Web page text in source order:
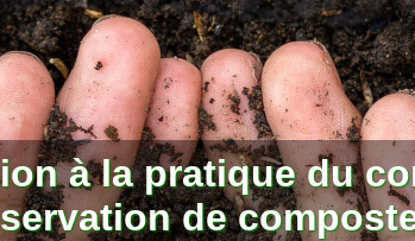
à la pratique du
de